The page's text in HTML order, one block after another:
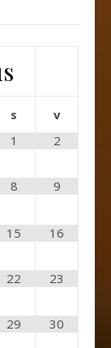
s
v
1
2
8 9
15 16
22 23
29 30